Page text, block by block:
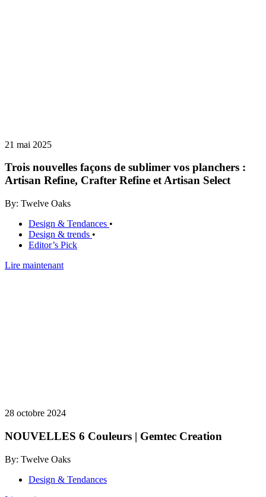
21 mai 2025
Trois nouvelles façons de sublimer vos planchers :
Artisan Refine, Crafter Refine et Artisan Select
By: Twelve Oaks
Design & Tendances •
Design & trends •
Editor’s Pick
Lire maintenant
28 octobre 2024
NOUVELLES 6 Couleurs | Gemtec Creation
By: Twelve Oaks
Design & Tendances